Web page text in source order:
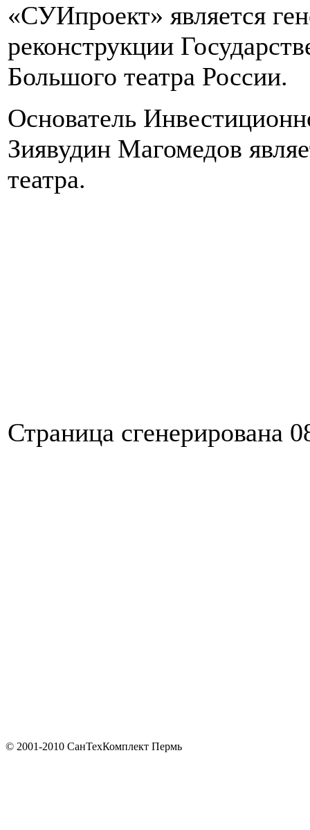
«СУИпроект» является
реконструкции
Большого театра России.
Основатель
Зиявудин Магомедов
театра.
Страница сгенерирована
© 2001-2010 СанТехКомплект Пермь